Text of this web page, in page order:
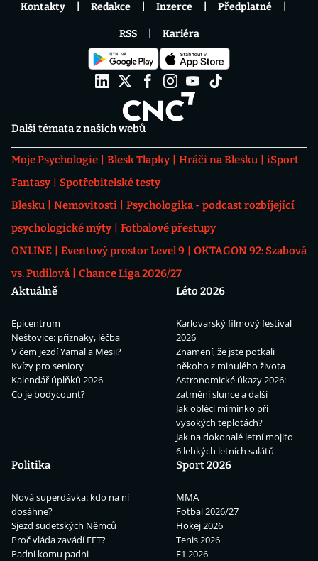
Další témata z našich webů
Moje Psychologie Blesk Tlapky Hráči na Blesku
iSport
Fantasy
Spotřebitelské testy
Blesku
Nemovitosti
Psychologika - podcast rozbíjející
psychologické mýty
Fotbalové přestupy
ONLINE
Eventový prostor Level 9
OKTAGON 92: Szabová
vs. Pudilová
Chance Liga 2026/27
Aktuálně
Epicentrum
Neštovice: příznaky, léčba
V čem jezdí Yamal a Mesii?
Kvízy pro seniory
Kalendář úplňků 2026
Co je bodycount?
Léto 2026
Karlovarský filmový festival
2026
Znamení, že jste potkali
někoho z minulého života
Astronomické úkazy 2026:
zatmění slunce a další
Jak obléci miminko při
vysokých teplotách?
Jak na dokonalé letní mojito
6 lehkých letních salátů
Politika
Nová superdávka: kdo na ní
dosáhne?
Sjezd sudetských Němců
Proč vláda zavádí EET?
Padni komu padni
Sport 2026
MMA
Fotbal 2026/27
Hokej 2026
Tenis 2026
F1 2026
Kontakty Redakce Inzerce Předplatné
RSS Kariéra